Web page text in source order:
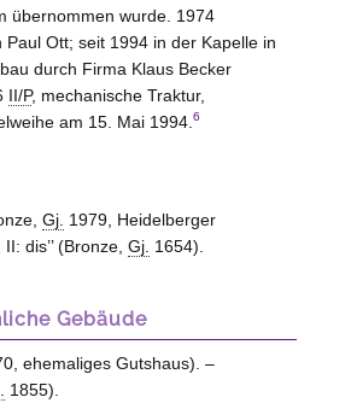
übernommen wurde. 1974
Paul Ott; seit 1994 in der Kapelle in
durch Firma Klaus Becker
II/P, mechanische Traktur,
am 15. Mai 1994. 6
Gj. 1979, Heidelberger
dis’’ (Bronze, Gj. 1654).
Gebäude
ehemaliges Gutshaus). –
1855).